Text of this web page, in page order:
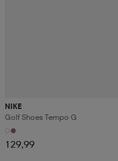
NIKE
Golf Shoes Tempo G
129,99